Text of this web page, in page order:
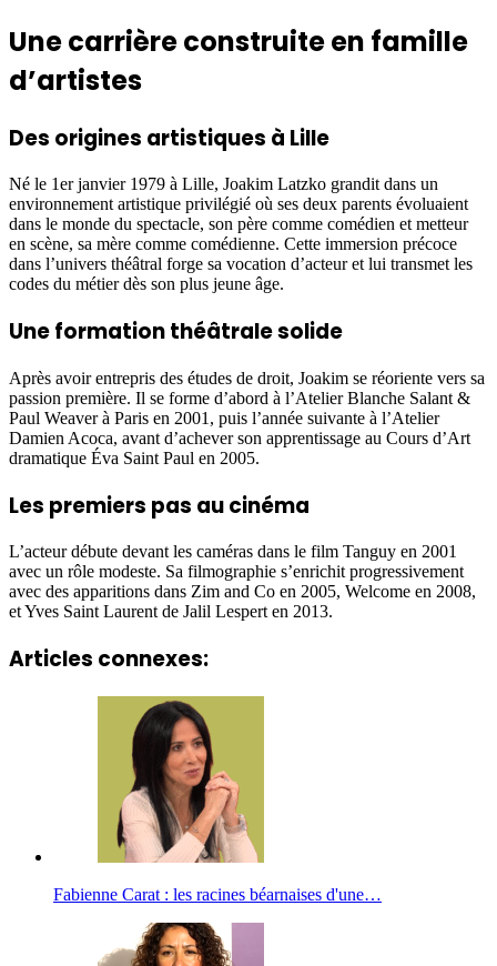
Une carrière construite en famille
d’artistes
Des origines artistiques à Lille
Né le 1er janvier 1979 à Lille, Joakim Latzko grandit dans un
environnement artistique privilégié où ses deux parents évoluaient
dans le monde du spectacle, son père comme comédien et metteur
en scène, sa mère comme comédienne. Cette immersion précoce
dans l’univers théâtral forge sa vocation d’acteur et lui transmet les
codes du métier dès son plus jeune âge.
Une formation théâtrale solide
Après avoir entrepris des études de droit, Joakim se réoriente vers sa
passion première. Il se forme d’abord à l’Atelier Blanche Salant &
Paul Weaver à Paris en 2001, puis l’année suivante à l’Atelier
Damien Acoca, avant d’achever son apprentissage au Cours d’Art
dramatique Éva Saint Paul en 2005.
Les premiers pas au cinéma
L’acteur débute devant les caméras dans le film Tanguy en 2001
avec un rôle modeste. Sa filmographie s’enrichit progressivement
avec des apparitions dans Zim and Co en 2005, Welcome en 2008,
et Yves Saint Laurent de Jalil Lespert en 2013.
Articles connexes:
Fabienne Carat : les racines béarnaises d'une…